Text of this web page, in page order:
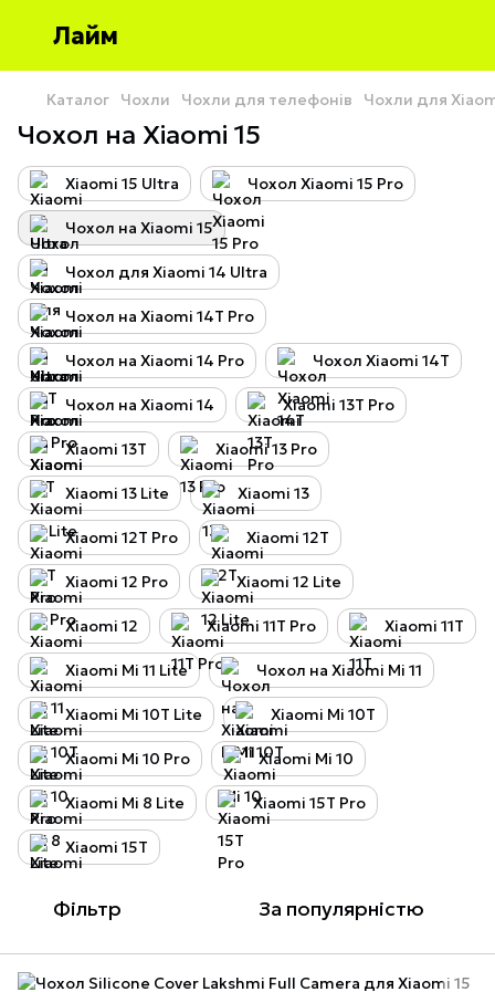
Лайм
Каталог Чохли Чохли для телефонів Чохли для
Чохол на Xiaomi 15
Xiaomi 15 Ultra Чохол Xiaomi 15 Pro
Чохол на Xiaomi 15
Чохол для Xiaomi 14 Ultra
Чохол на Xiaomi 14T Pro
Чохол на Xiaomi 14 Pro Чохол Xiaomi 14T
Чохол на Xiaomi 14 Xiaomi 13T Pro
Xiaomi 13T Xiaomi 13 Pro
Xiaomi 13 Lite Xiaomi 13
Xiaomi 12T Pro Xiaomi 12T
Xiaomi 12 Pro Xiaomi 12 Lite
Xiaomi 12 Xiaomi 11T Pro Xiaomi 11T
Xiaomi Mi 11 Lite Чохол на Xiaomi Mi 11
Xiaomi Mi 10T Lite Xiaomi Mi 10T
Xiaomi Mi 10 Pro Xiaomi Mi 10
Xiaomi Mi 8 Lite Xiaomi 15T Pro
Xiaomi 15T
Фільтр За популярністю